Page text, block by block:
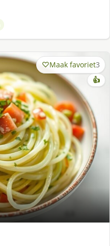
Maak favoriet3
👍